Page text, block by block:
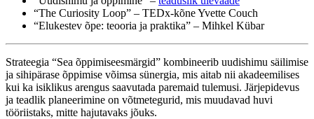
“The Curiosity Loop” – TEDx-kõne Yvette Couch
“Elukestev õpe: teooria ja praktika” – Mihkel Kübar
Strateegia “Sea õppimiseesmärgid” kombineerib uudishimu säilimise
ja sihipärase õppimise võimsa sünergia, mis aitab nii akadeemilises
kui ka isiklikus arengus saavutada paremaid tulemusi. Järjepidevus
ja teadlik planeerimine on võtmetegurid, mis muudavad huvi
tööriistaks, mitte hajutavaks jõuks.